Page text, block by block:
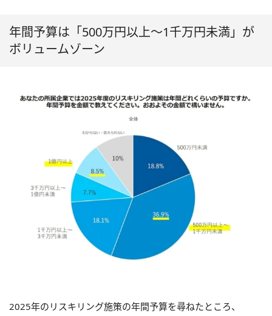
年間予算は「500万円以上〜1千万円未満」が
ボリュームゾーン
2025年のリスキリング施策の年間予算を尋ねたところ、